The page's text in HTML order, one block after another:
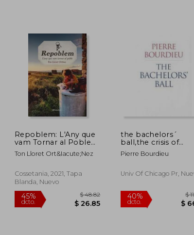
Repoblem: L'Any que
vam Tornar al Poble
(Altres Cossetània) (en
Catalán)
Ton Lloret Ort&Iacute;Nez
Cossetania, 2021, Tapa
Blanda, Nuevo
the bachelors´
ball,the crisis of
peasant society in
bearn
Pierre Bourdieu
Univ Of Chicago Pr,